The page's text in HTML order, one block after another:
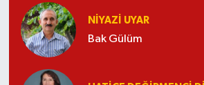
NIYAZI UYAR
Bak Gülüm